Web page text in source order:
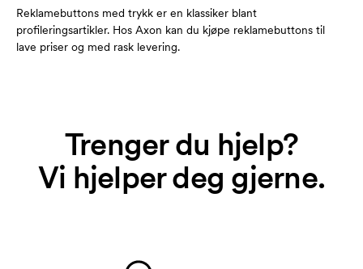
Reklamebuttons med trykk er en klassiker blant
profileringsartikler. Hos Axon kan du kjøpe reklamebuttons til
lave priser og med rask levering.
Trenger du hjelp?
Vi hjelper deg gjerne.